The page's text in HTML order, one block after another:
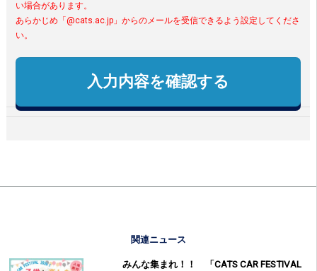
い場合があります。
あらかじめ「@cats.ac.jp」からのメールを受信できるよう設定してくださ
い。
関連ニュース
みんな集まれ！！ 「CATS CAR FESTIVAL